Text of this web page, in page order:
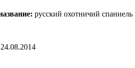
русский охотничий спаниель
24.08.2014